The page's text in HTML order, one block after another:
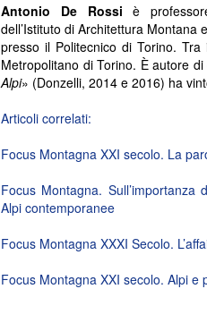
Antonio De Rossi è
dell’Istituto di Architettura
presso il Politecnico di Torino.
Metropolitano di Torino. È autore
Alpi» (Donzelli, 2014 e 2016) ha
Articoli correlati:
Focus Montagna XXI secolo. La
Focus Montagna.
Alpi contemporanee
Focus Montagna XXXI Secolo.
Focus Montagna XXI secolo. Alpi